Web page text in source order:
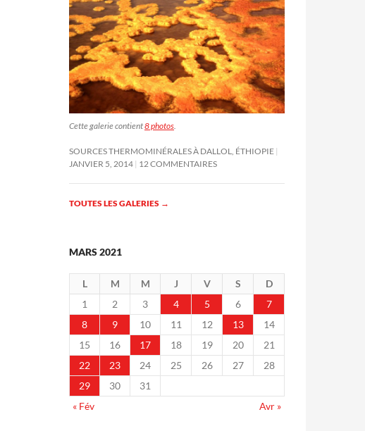
Cette galerie contient8 photos
SOURCES THERMOMINÉRALES À DALLOL, ÉTHIOPIE
JANVIER 5, 2014 12 COMMENTAIRES
TOUTES LES GALERIES →
MARS 2021
L M M J V S
D
1
2 3 4 5 6
7
8
9 10 11 12 13
14
15
16 17 18 19 20
21
22
23 24 25 26 27
28
29
30
31
« Fév
Avr »